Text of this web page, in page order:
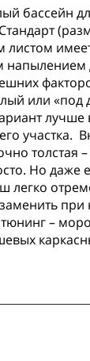
бассейн
листом
напылением
или «под
лучше
участка.
толстая
Но даже
легко
–